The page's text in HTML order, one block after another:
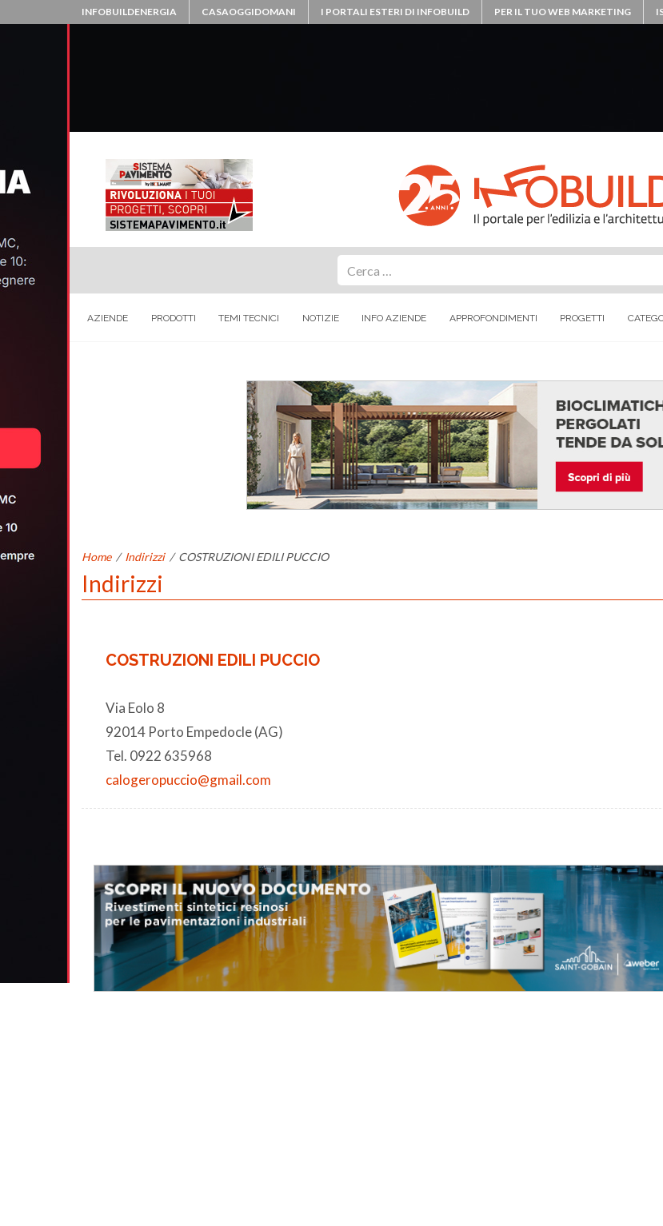
INFOBUILDENERGIA CASAOGGIDOMANI I PORTALI ESTERI DI INFOBUILD PER IL TUO WEB MARKETING
AZIENDE PRODOTTI TEMI TECNICI NOTIZIE INFO AZIENDE APPROFONDIMENTI PROGETTI
Home / Indirizzi / COSTRUZIONI EDILI PUCCIO
Indirizzi
COSTRUZIONI EDILI PUCCIO
Via Eolo 8
92014 Porto Empedocle (AG)
Tel. 0922 635968
calogeropuccio@gmail.com